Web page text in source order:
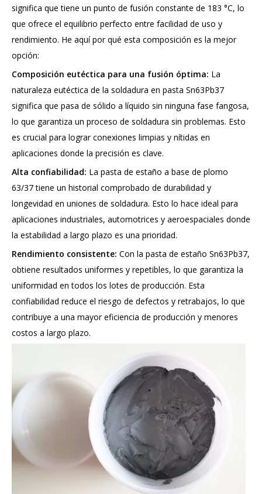
significa que tiene un punto de fusión constante de 183 °C, lo
que ofrece el equilibrio perfecto entre facilidad de uso y
rendimiento. He aquí por qué esta composición es la mejor
opción:
Composición eutéctica para una fusión óptima: La
naturaleza eutéctica de la soldadura en pasta Sn63Pb37
significa que pasa de sólido a líquido sin ninguna fase fangosa,
lo que garantiza un proceso de soldadura sin problemas. Esto
es crucial para lograr conexiones limpias y nítidas en
aplicaciones donde la precisión es clave.
Alta confiabilidad: La pasta de estaño a base de plomo
63/37 tiene un historial comprobado de durabilidad y
longevidad en uniones de soldadura. Esto lo hace ideal para
aplicaciones industriales, automotrices y aeroespaciales donde
la estabilidad a largo plazo es una prioridad.
Rendimiento consistente: Con la pasta de estaño Sn63Pb37,
obtiene resultados uniformes y repetibles, lo que garantiza la
uniformidad en todos los lotes de producción. Esta
confiabilidad reduce el riesgo de defectos y retrabajos, lo que
contribuye a una mayor eficiencia de producción y menores
costos a largo plazo.